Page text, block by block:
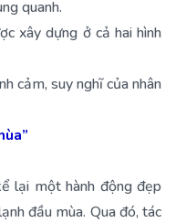
quanh.
xây dựng ở cả hai hình
cảm, suy nghĩ của nhân
lại một hành động đẹp
đầu mùa. Qua đó, tác